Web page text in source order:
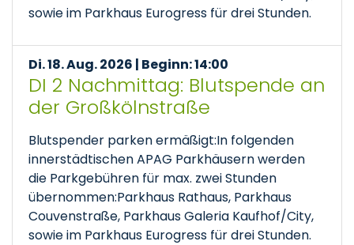
sowie im Parkhaus Eurogress für drei Stunden.
Di. 18. Aug. 2026 | Beginn: 14:00
DI 2 Nachmittag: Blutspende an
der Großkölnstraße
Blutspender parken ermäßigt:In folgenden
innerstädtischen APAG Parkhäusern werden
die Parkgebühren für max. zwei Stunden
übernommen:Parkhaus Rathaus, Parkhaus
Couvenstraße, Parkhaus Galeria Kaufhof/City,
sowie im Parkhaus Eurogress für drei Stunden.